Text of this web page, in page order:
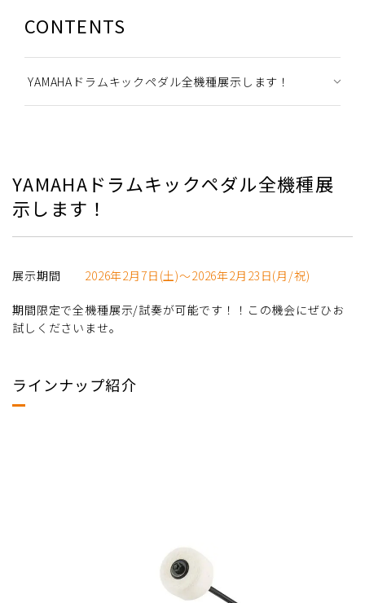
CONTENTS
YAMAHAドラムキックペダル全機種展示します！
YAMAHAドラムキックペダル全機種展
示します！
展示期間 2026年2月7日(土)～2026年2月23日(月/祝)
期間限定で全機種展示/試奏が可能です！！この機会にぜひお
試しくださいませ。
ラインナップ紹介